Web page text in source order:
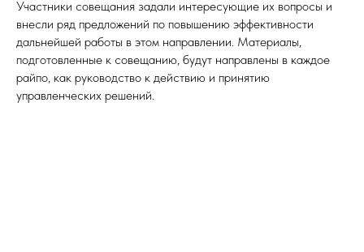
Участники совещания задали интересующие их вопросы и
внесли ряд предложений по повышению эффективности
дальнейшей работы в этом направлении. Материалы,
подготовленные к совещанию, будут направлены в каждое
райпо, как руководство к действию и принятию
управленческих решений.